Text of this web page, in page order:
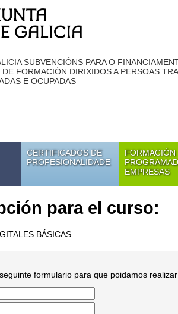
SUBVENCIÓNS PARA O
FORMACIÓN DIRIXIDOS A PERSOAS
E OCUPADAS
CERTIFICADOS DE
PROFESIONALIDADE
FORMACIÓN
EMPRESAS
para el curso:
BÁSICAS
formulario para que poidamos